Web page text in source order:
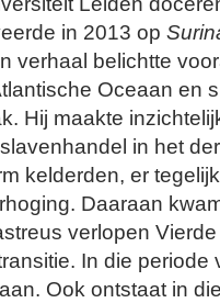
in 2013 op
verhaal belichtte
Oceaan en
Hij maakte
in het
kelderden, er
Daaraan
verlopen
In die
Ook ontstaat in